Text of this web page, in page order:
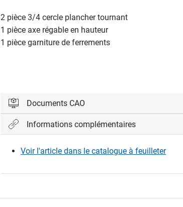
2 pièce 3/4 cercle plancher tournant
1 pièce axe régable en hauteur
1 pièce garniture de ferrements
Documents CAO
Veuillez vous connecter pour afficher et
Informations complémentaires
Voir l'article dans le catalogue à feuilleter